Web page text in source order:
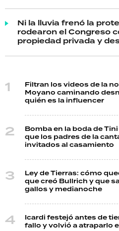
Ni la lluvia frenó la
rodearon el Congreso
propiedad privada y
Filtran los videos de la
Moyano caminando
quién es la influencer
Bomba en la boda de
que los padres de la
invitados al casamiento
Ley de Tierras: cómo
que creó Bullrich y que
gallos y medianoche
Icardi festejó antes de
fallo y volvió a atraparlo